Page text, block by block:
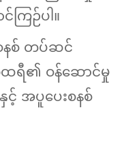
ြဉ်ပါ။
နစ် တပ်ဆင်
ရီ၏ ဝန်ဆောင်မှု
အပူပေးစနစ်